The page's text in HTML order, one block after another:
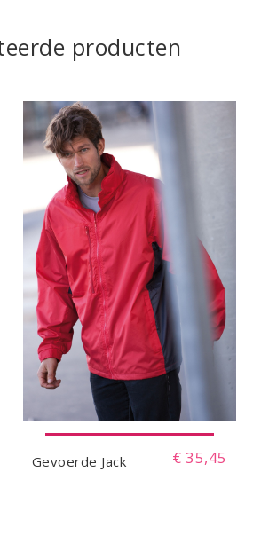
producten
Gevoerde Jack € 35,45